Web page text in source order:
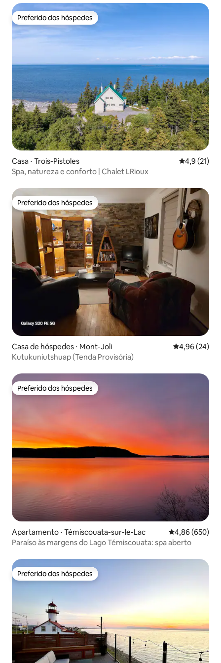
Preferido dos hóspedes
Preferido dos hóspedes
Casa ⋅ Trois-Pistoles 4,9 de uma
4,9 (21)
Spa, natureza e conforto | Chalet LRioux
Preferido dos hóspedes
Preferido dos hóspedes
Casa de hóspedes ⋅ Mont-Joli 4,96 de uma
4,96 (24)
Kutukuniutshuap (Tenda Provisória)
Preferido dos hóspedes
Preferido dos hóspedes
Apartamento ⋅ Témiscouata-sur-le-Lac 4,86 de uma
4,86 (650)
Paraíso às margens do Lago Témiscouata: spa aberto
Preferido dos hóspedes
Preferido dos hóspedes